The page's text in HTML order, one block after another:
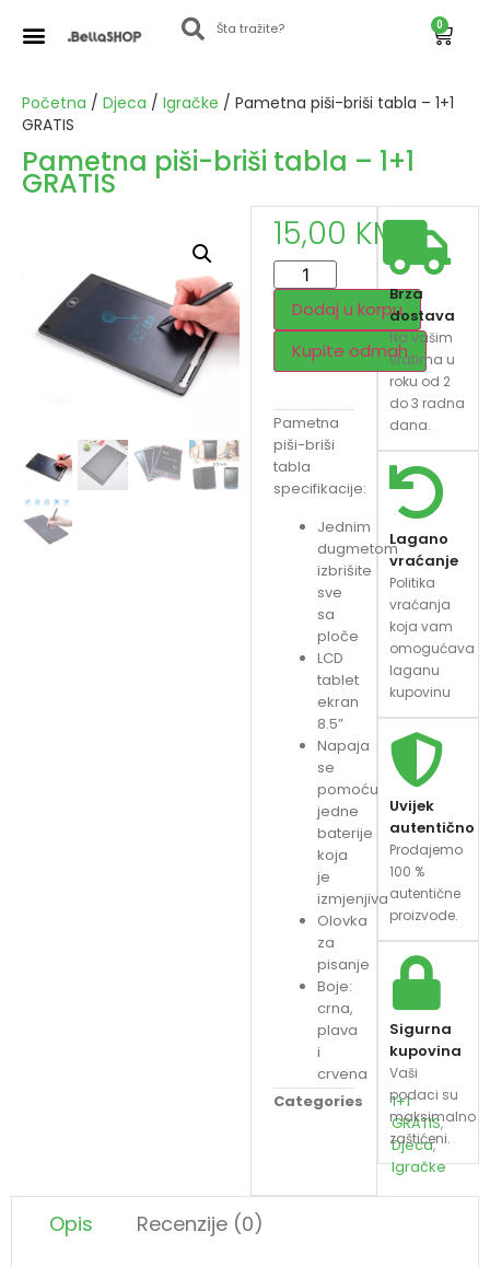
0
Početna / Djeca / Igračke / Pametna piši-briši tabla – 1+1
GRATIS
Pametna piši-briši tabla – 1+1
GRATIS
15,00 KM
Dodaj u korpu
Kupite odmah
Pametna
piši-briši
tabla
specifikacije:
Jednim
dugmetom
izbrišite
sve
sa
ploče
LCD
tablet
ekran
8.5”
Napaja
se
pomoću
jedne
baterije
koja
je
izmjenjiva
Olovka
za
pisanje
Boje:
crna,
plava
i
crvena
Categories
1+1
GRATIS,
Djeca,
Igračke
Brza
dostava
Na vašim
vratima u
roku od 2
do 3 radna
dana.
Lagano
vraćanje
Politika
vraćanja
koja vam
omogućava
laganu
kupovinu
Uvijek
autentično
Prodajemo
100 %
autentične
proizvode.
Sigurna
kupovina
Vaši
podaci su
maksimalno
zaštićeni.
Opis Recenzije (0)